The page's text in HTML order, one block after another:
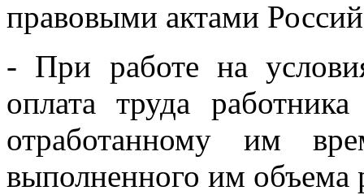
правовыми актами
- При работе на
оплата труда
отработанному им
выполненного им объема